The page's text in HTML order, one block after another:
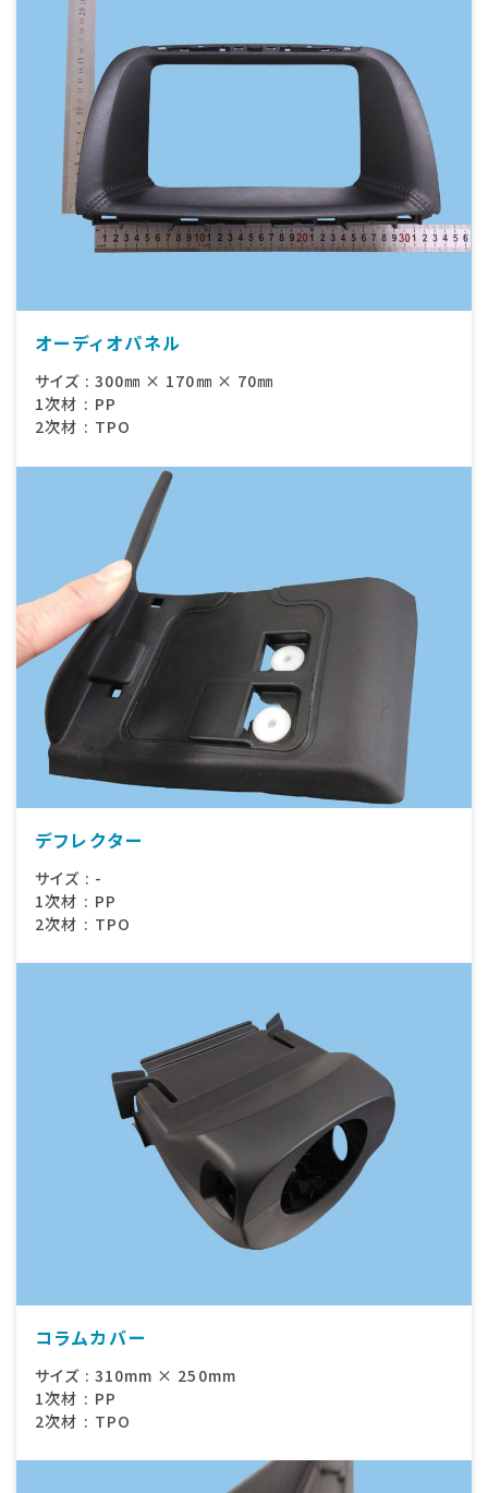
オーディオパネル
サイズ : 300㎜ × 170㎜ × 70㎜
1次材 : PP
2次材 : TPO
デフレクター
サイズ : -
1次材 : PP
2次材 : TPO
コラムカバー
サイズ : 310mm × 250mm
1次材 : PP
2次材 : TPO